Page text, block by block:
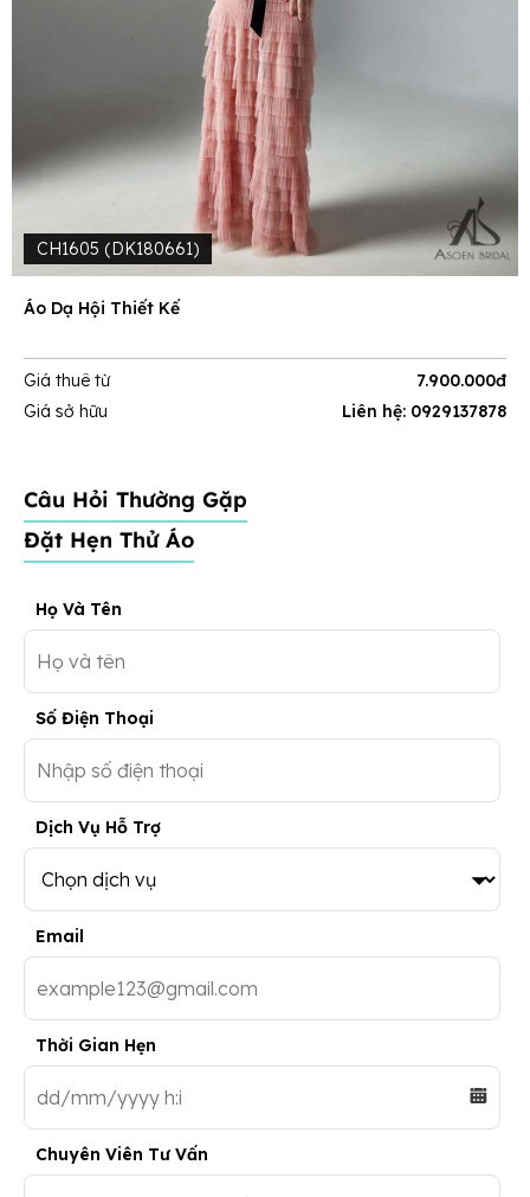
CH1605 (DK180661)
Áo Dạ Hội Thiết Kế
Giá thuê từ
7.900.000đ
Giá sở hữu
Liên hệ: 0929137878
Câu Hỏi Thường Gặp
Đặt Hẹn Thử Áo
Họ Và Tên
Số Điện Thoại
Dịch Vụ Hỗ Trợ
Email
Thời Gian Hẹn
Chuyên Viên Tư Vấn